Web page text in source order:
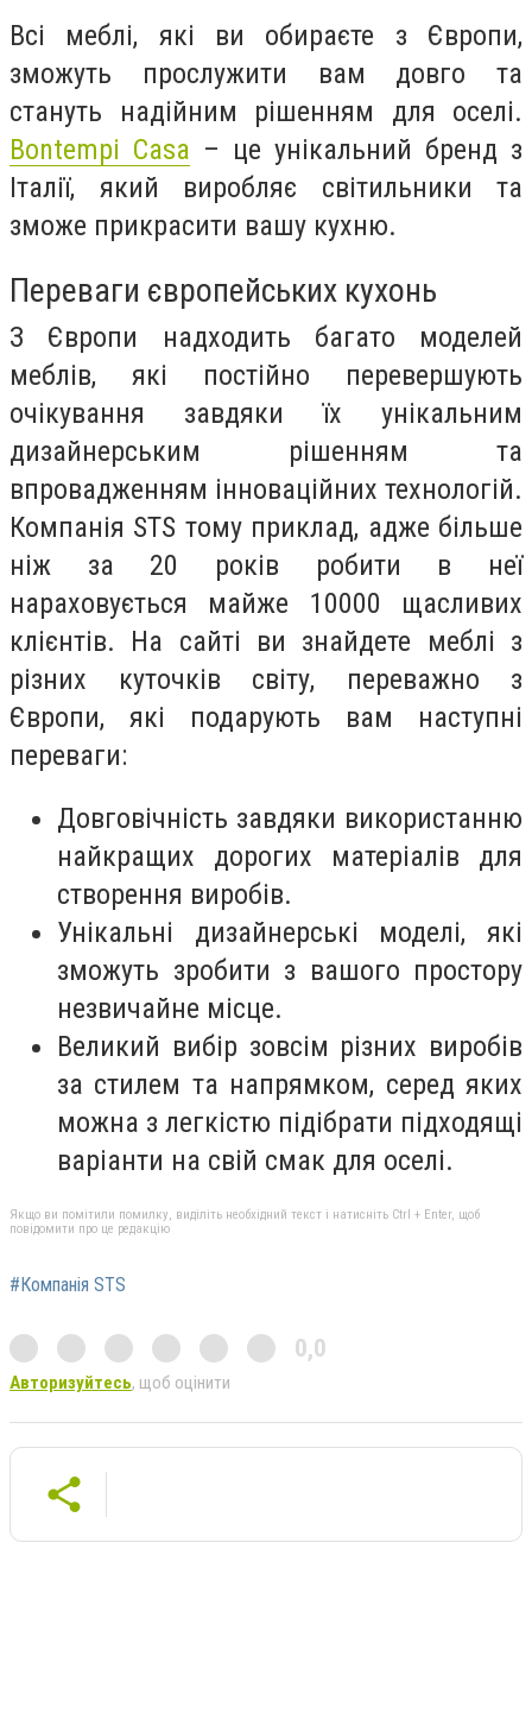
Всі меблі, які ви обираєте з Європи,
зможуть прослужити вам довго та
стануть надійним рішенням для оселі.
Bontempi Casa – це унікальний бренд з
Італії, який виробляє світильники та
зможе прикрасити вашу кухню.
Переваги європейських кухонь
З Європи надходить багато моделей
меблів, які постійно перевершують
очікування завдяки їх унікальним
дизайнерським рішенням та
впровадженням інноваційних технологій.
Компанія STS тому приклад, адже більше
ніж за 20 років робити в неї
нараховується майже 10000 щасливих
клієнтів. На сайті ви знайдете меблі з
різних куточків світу, переважно з
Європи, які подарують вам наступні
переваги:
Довговічність завдяки використанню
найкращих дорогих матеріалів для
створення виробів.
Унікальні дизайнерські моделі, які
зможуть зробити з вашого простору
незвичайне місце.
Великий вибір зовсім різних виробів
за стилем та напрямком, серед яких
можна з легкістю підібрати підходящі
варіанти на свій смак для оселі.
Якщо ви помітили помилку, виділіть необхідний текст і натисніть Ctrl + Enter, щоб
повідомити про це редакцію
#Компанія STS
0,0
Авторизуйтесь, щоб оцінити